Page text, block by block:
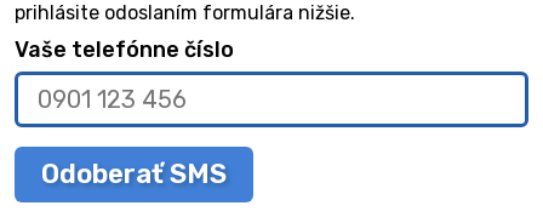
prihlásite odoslaním formulára nižšie.
Vaše telefónne číslo
Odoberať SMS